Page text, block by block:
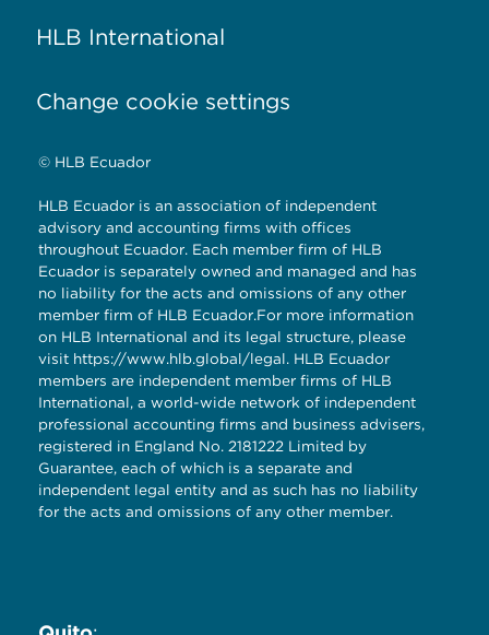
HLB International
Change cookie settings
© HLB Ecuador
HLB Ecuador is an association of independent
advisory and accounting firms with offices
throughout Ecuador. Each member firm of HLB
Ecuador is separately owned and managed and has
no liability for the acts and omissions of any other
member firm of HLB Ecuador.For more information
on HLB International and its legal structure, please
visit https://www.hlb.global/legal. HLB Ecuador
members are independent member firms of HLB
International, a world-wide network of independent
professional accounting firms and business advisers,
registered in England No. 2181222 Limited by
Guarantee, each of which is a separate and
independent legal entity and as such has no liability
for the acts and omissions of any other member.